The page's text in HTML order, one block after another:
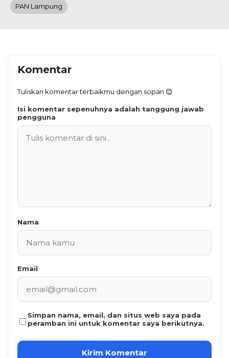
PAN Lampung
Komentar
Tuliskan komentar terbaikmu dengan sopan 😊
Isi komentar sepenuhnya adalah tanggung jawab
pengguna
Nama
Email
Simpan nama, email, dan situs web saya pada
peramban ini untuk komentar saya berikutnya.